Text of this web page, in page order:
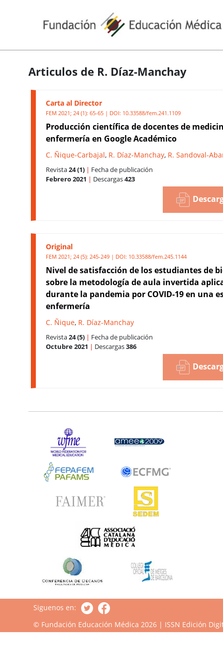
Articulos de R. Díaz-Manchay
Carta al Director
FEM 2021; 24 (1): 65-65 | DOI: 10.33588/fem.241.1109
Producción científica de docentes de
enfermería en Google Académico
C. Ñique-Carbajal, R. Díaz-Manchay, R. Sandoval-
Revista24 (1) | Fecha de publicación
Febrero 2021 | Descargas423
Original
FEM 2021; 24 (5): 245-249 | DOI: 10.33588/fem.245.1144
Nivel de satisfacción de los estudiantes de
sobre la metodología de aula invertida
durante la pandemia por COVID-19 en una
enfermería
C. Ñique, R. Díaz-Manchay
Revista24 (5) | Fecha de publicación
Octubre 2021 | Descargas386
Siguenos en:
© Fundación Educación Médica 2026 | ISSN Edición